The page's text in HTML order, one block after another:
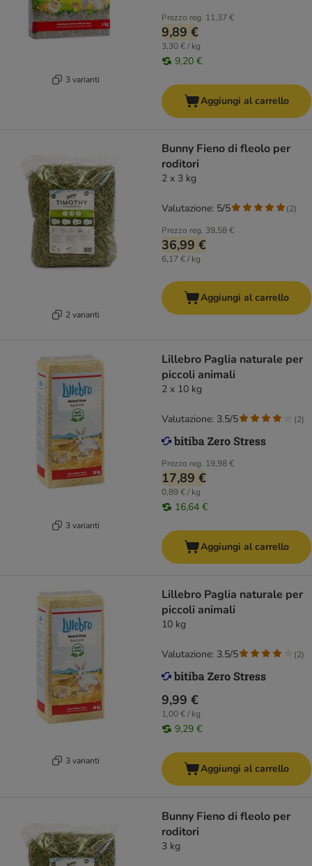
3 varianti
Prezzo reg. 11,37 €
9,89 €
3,30 € / kg
9,20 €
Aggiungi al carrello
2 varianti
Bunny Fieno di fleolo per
roditori
2 x 3 kg
Prezzo reg. 39,58 €
36,99 €
6,17 € / kg
Valutazione: 5/5 (2)
Aggiungi al carrello
3 varianti
Lillebro Paglia naturale per
piccoli animali
2 x 10 kg
Prezzo reg. 19,98 €
17,89 €
0,89 € / kg
16,64 €
Valutazione: 3.5/5 (2)
Aggiungi al carrello
3 varianti
Lillebro Paglia naturale per
piccoli animali
10 kg
9,99 €
1,00 € / kg
9,29 €
Valutazione: 3.5/5 (2)
Aggiungi al carrello
Bunny Fieno di fleolo per
roditori
3 kg